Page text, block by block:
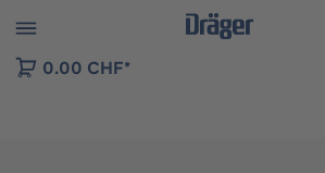
to B2B platform navigation
0.00 CHF*